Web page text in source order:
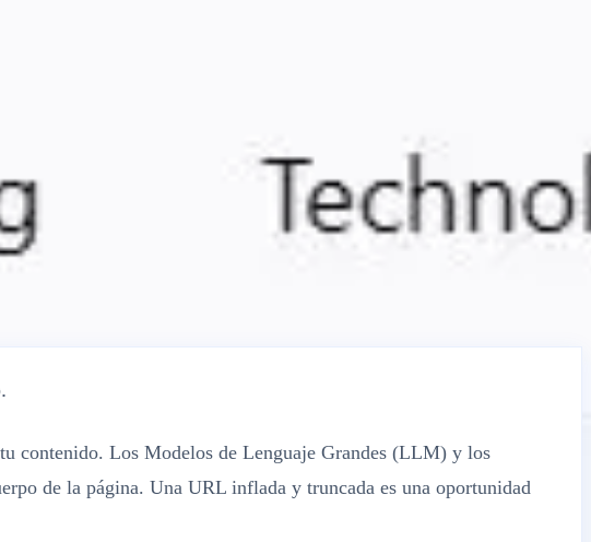
Clic
contenido. Los Modelos de Lenguaje Grandes (LLM) y los
de la página. Una URL inflada y truncada es una oportunidad